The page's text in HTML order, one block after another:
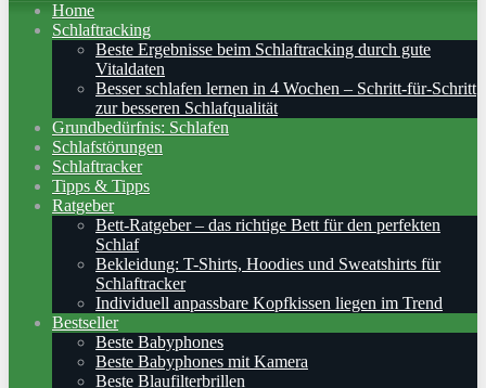
Home
Schlaftracking
Beste Ergebnisse beim Schlaftracking durch gute
Vitaldaten
Besser schlafen lernen in 4 Wochen – Schritt‑für‑Schritt
zur besseren Schlafqualität
Grundbedürfnis: Schlafen
Schlafstörungen
Schlaftracker
Tipps & Tipps
Ratgeber
Bett-Ratgeber – das richtige Bett für den perfekten
Schlaf
Bekleidung: T-Shirts, Hoodies und Sweatshirts für
Schlaftracker
Individuell anpassbare Kopfkissen liegen im Trend
Bestseller
Beste Babyphones
Beste Babyphones mit Kamera
Beste Blaufilterbrillen